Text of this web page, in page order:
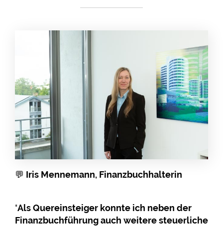
💬 Iris Mennemann, Finanzbuchhalterin
"Als Quereinsteiger konnte ich neben der
Finanzbuchführung auch weitere steuerliche